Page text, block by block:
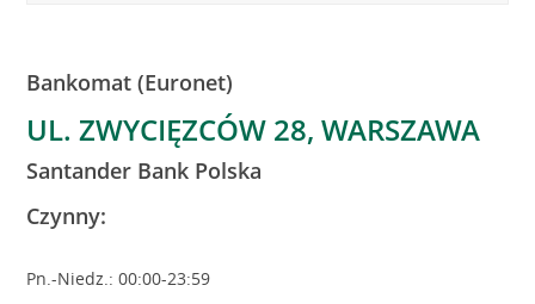
Bankomat (Euronet)
UL. ZWYCIĘZCÓW 28, WARSZAWA
Santander Bank Polska
Czynny:
Pn.-Niedz.: 00:00-23:59